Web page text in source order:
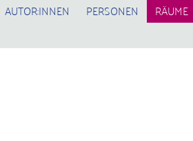
AUTOR:INNEN PERSONEN RÄUME